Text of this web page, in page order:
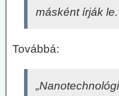
másként írják
Továbbá: